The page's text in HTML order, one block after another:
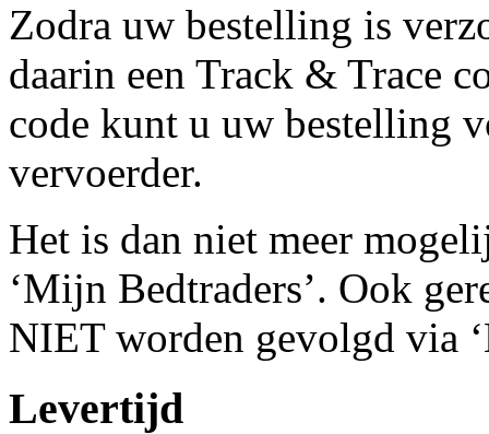
Zodra uw bestelling is
daarin een Track & Trace
code kunt u uw bestelling
vervoerder.
Het is dan niet meer
‘Mijn Bedtraders’. Ook
NIET worden gevolgd via
Levertijd